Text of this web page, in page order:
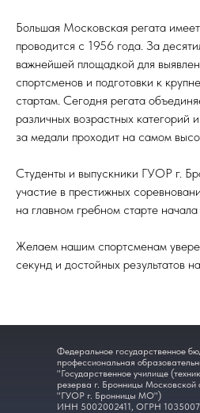
Большая Московская регата
проводится с 1956 года. За
важнейшей площадкой для
спортсменов и подготовки к
стартам. Сегодня регата
различных возрастных категорий
за медали проходит на самом
Студенты и выпускники ГУОР г.
участие в престижных
на главном гребном старте
Желаем нашим спортсменам
секунд и достойных результатов
Федеральное государственное
профессиональная
"Государственное училище
резерва г. Бронницы
"ГУОР г. Бронницы МО")
ИНН 5002002411, ОГРН